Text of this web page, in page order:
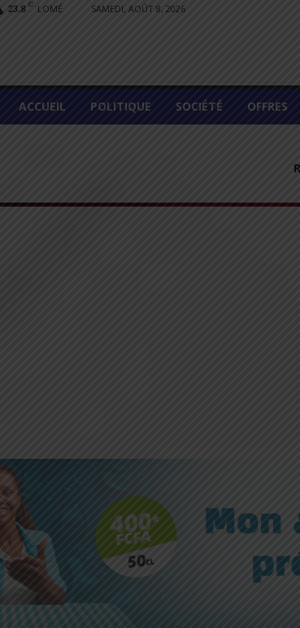
23.8 C LOMÉ SAMEDI, AOÛT 8, 2026
ACCUEIL POLITIQUE SOCIÉTÉ OFFRES